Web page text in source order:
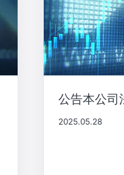
公告本公司
2025.05.28